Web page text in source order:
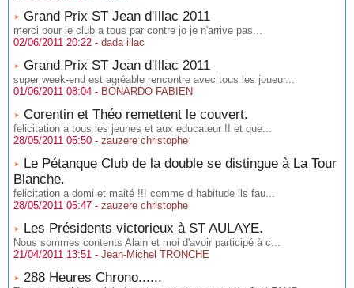
Grand Prix ST Jean d'Illac 2011
merci pour le club a tous par contre jo je n'arrive pas...
02/06/2011 20:22 - dada illac
Grand Prix ST Jean d'Illac 2011
super week-end est agréable rencontre avec tous les joueur...
01/06/2011 08:04 - BONARDO FABIEN
Corentin et Théo remettent le couvert.
felicitation a tous les jeunes et aux educateur !! et que...
28/05/2011 05:50 - zauzere christophe
Le Pétanque Club de la double se distingue à La Tour
Blanche.
felicitation a domi et maité !!! comme d habitude ils fau...
28/05/2011 05:47 - zauzere christophe
Les Présidents victorieux à ST AULAYE.
Nous sommes contents Alain et moi d'avoir participé à c...
21/04/2011 13:51 - Jean-Michel TRONCHE
288 Heures Chrono......